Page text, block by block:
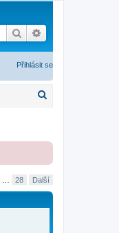
Hledat
Přihlásit se
d
t
28 Další